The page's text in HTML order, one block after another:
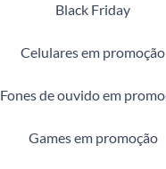
Black Friday
Celulares em promoção
Fones de ouvido em
Games em promoção